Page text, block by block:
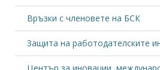
Връзки с членовете на БСК
Защита на работодателските
Център за иновации,